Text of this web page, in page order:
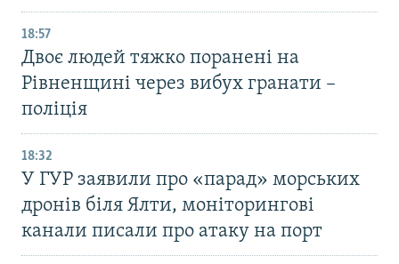
18:57
Двоє людей тяжко поранені на
Рівненщині через вибух гранати –
поліція
18:32
У ГУР заявили про «парад» морських
дронів біля Ялти, моніторингові
канали писали про атаку на порт